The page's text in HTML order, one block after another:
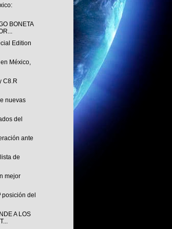
BONETA
Edition
México,
C8.R
nuevas
del
ante
de
mejor
posición del
A LOS